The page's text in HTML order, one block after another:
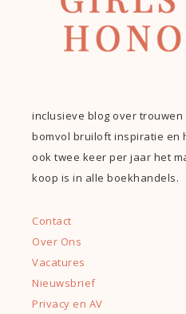
inclusieve blog over
bomvol bruiloft inspiratie en
ook twee keer per jaar het
koop is in alle boekhandels.
Contact
Over Ons
Vacatures
Nieuwsbrief
Privacy en AV